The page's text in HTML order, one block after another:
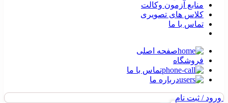
منابع آزمون وکالت
کلاس های تصویری
تماس با ما
صفحه اصلی
فروشگاه
تماس با ما
درباره ما
ورود / ثبت نام